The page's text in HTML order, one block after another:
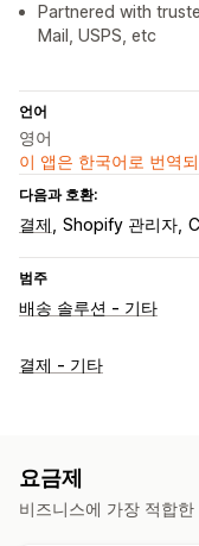
Partnered with
Mail, USPS, etc
언어
영어
이 앱은 한국어로 번역
다음과 호환:
결제 Shopify 관리자
범주
배송 솔루션 - 기타
결제 - 기타
요금제
비즈니스에 가장 적합